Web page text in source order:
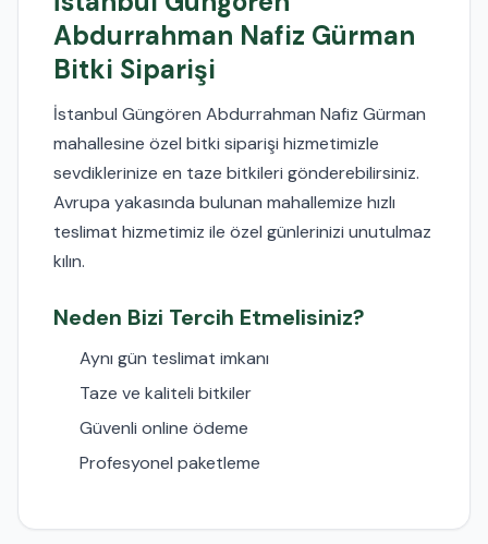
Abdurrahman Nafiz Gürman
Bitki Siparişi
İstanbul Güngören Abdurrahman Nafiz Gürman
mahallesine özel bitki siparişi hizmetimizle
sevdiklerinize en taze bitkileri gönderebilirsiniz.
Avrupa yakasında bulunan mahallemize hızlı
teslimat hizmetimiz ile özel günlerinizi unutulmaz
kılın.
Neden Bizi Tercih Etmelisiniz?
Aynı gün teslimat imkanı
Taze ve kaliteli bitkiler
Güvenli online ödeme
Profesyonel paketleme